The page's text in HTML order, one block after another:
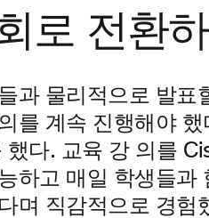
로 전환
과 물리적으로 발표
를 계속 진행해야
했다. 교육 강 의를
하고 매일 학생들과
며 직감적으로 경험